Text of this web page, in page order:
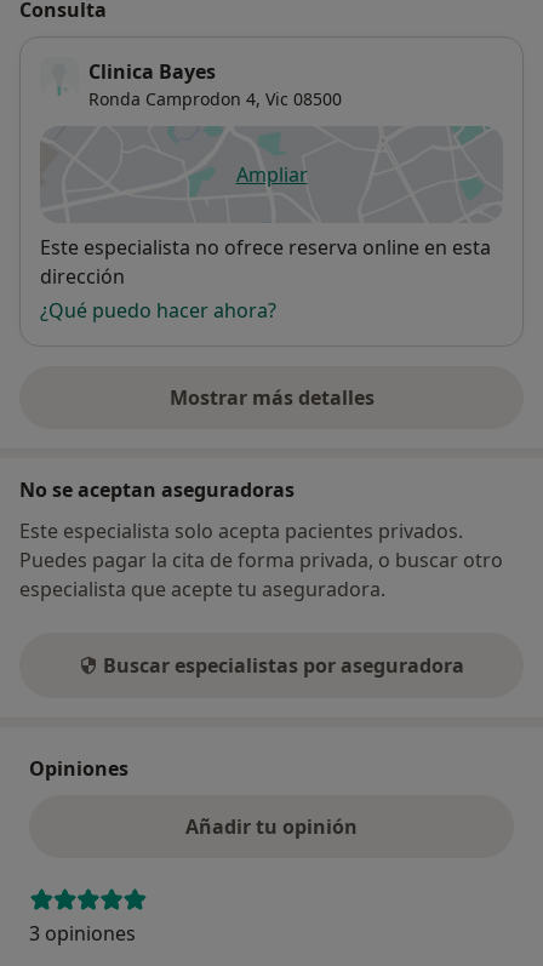
Consulta
Clinica Bayes
Ronda Camprodon 4, Vic 08500
Ampliarse abre en una nueva
Disponibilidad
Este especialista no ofrece reserva online en esta
dirección
¿Qué puedo hacer ahora?
Mostrar más detalles
sobre la dirección
No se aceptan aseguradoras
Este especialista solo acepta pacientes privados.
Puedes pagar la cita de forma privada, o buscar otro
especialista que acepte tu aseguradora.
Buscar especialistas por aseguradora
Opiniones
Añadir tu opinión
3 opiniones